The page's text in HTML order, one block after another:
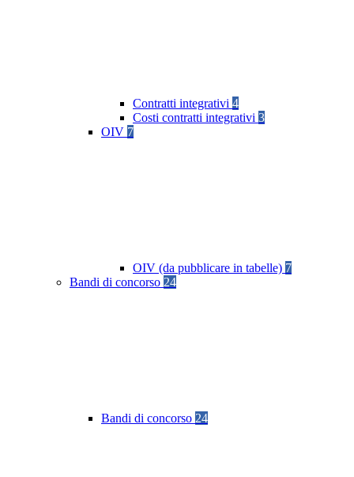
Contratti integrativi 4
Costi contratti integrativi 3
OIV 7
OIV (da pubblicare in tabelle) 7
Bandi di concorso 24
Bandi di concorso 24